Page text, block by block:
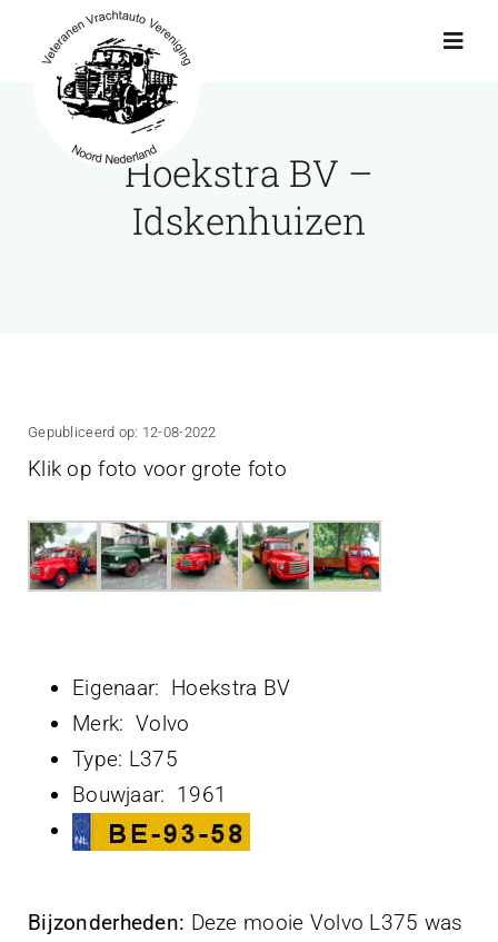
inhoud
Actueel
Interviews
Contact
Hoekstra BV –
Idskenhuizen
Gepubliceerd op: 12-08-2022
Klik op foto voor grote foto
Eigenaar: Hoekstra BV
Merk: Volvo
Type: L375
Bouwjaar: 1961
Bijzonderheden: Deze mooie Volvo L375 was